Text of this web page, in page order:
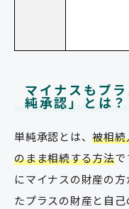
マイナスもプ
純承認」とは？
単純承認とは、被相続
のまま相続する方法で
にマイナスの財産の
たプラスの財産と自